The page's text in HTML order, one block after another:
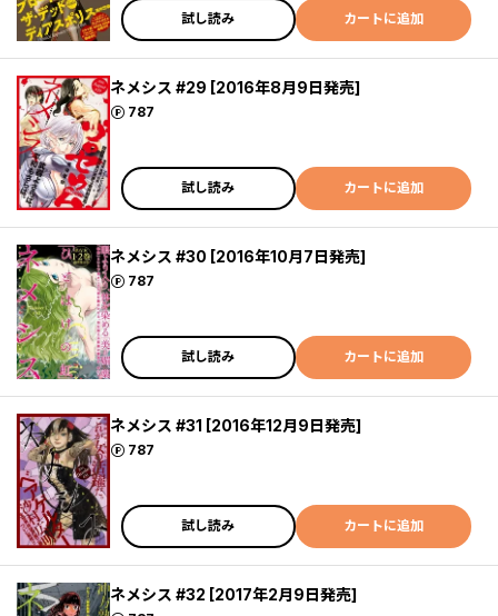
試し読み カートに追加
ネメシス #29 [2016年8月9日発売]
787
ポイント
試し読み カートに追加
ネメシス #30 [2016年10月7日発売]
787
ポイント
試し読み カートに追加
ネメシス #31 [2016年12月9日発売]
787
ポイント
試し読み カートに追加
ネメシス #32 [2017年2月9日発売]